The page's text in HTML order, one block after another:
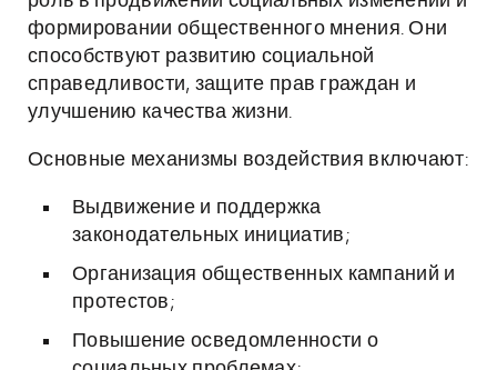
формировании общественного мнения. Они
способствуют развитию социальной
справедливости, защите прав граждан и
улучшению качества жизни.
Основные механизмы воздействия включают:
Выдвижение и поддержка
законодательных инициатив;
Организация общественных кампаний и
протестов;
Повышение осведомленности о